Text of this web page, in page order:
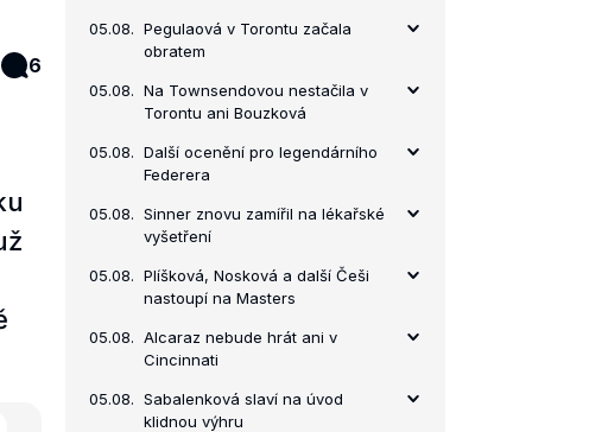
6
05.08. Pegulaová v Torontu začala
obratem
05.08. Na Townsendovou nestačila v
Torontu ani Bouzková
05.08. Další ocenění pro legendárního
Federera
05.08. Sinner znovu zamířil na lékařské
vyšetření
05.08. Plíšková, Nosková a další Češi
nastoupí na Masters
05.08. Alcaraz nebude hrát ani v
Cincinnati
05.08. Sabalenková slaví na úvod
klidnou výhru